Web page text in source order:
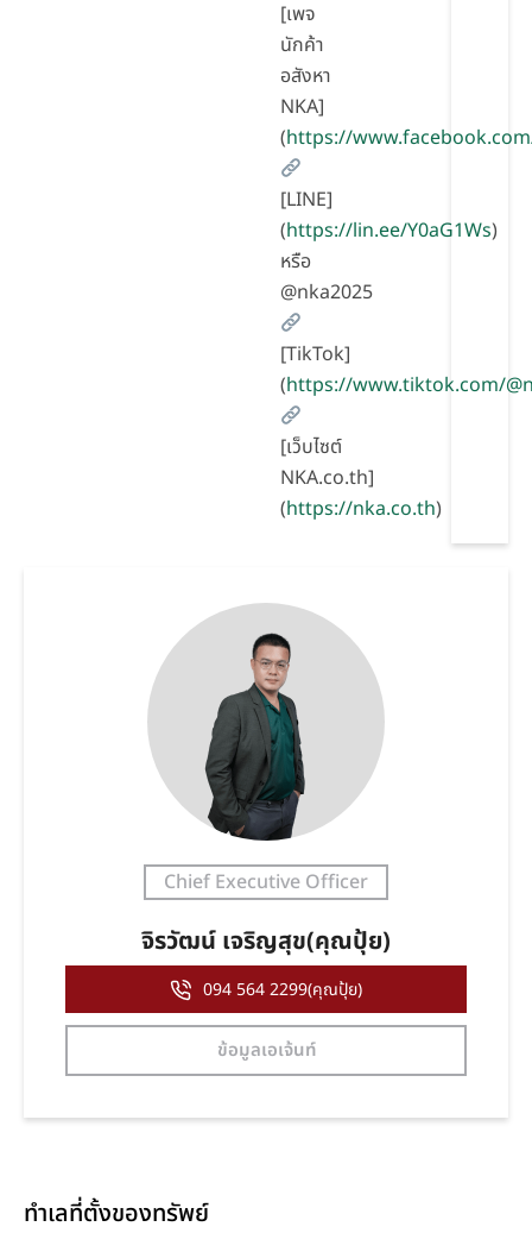
[เพจ
นักค้า
อสังหา
NKA]
(https://
[LINE]
(https://lin.ee/Y0aG1Ws)
หรือ
@nka2025
[TikTok]
(https://www.tiktok.com/
[เว็บไซต์
NKA.co.th]
(https://nka.co.th)
Chief Executive Officer
จิรวัฒน์ เจริญสุข(คุณปุ้ย)
094 564 2299(คุณปุ้ย)
ข้อมูลเอเจ้นท์
ทำเลที่ตั้งของทรัพย์